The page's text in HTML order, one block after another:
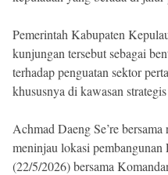
Pemerintah Kabupaten
kunjungan tersebut sebagai
terhadap penguatan sektor
khususnya di kawasan
Achmad Daeng Se’re
meninjau lokasi
(22/5/2026) bersama